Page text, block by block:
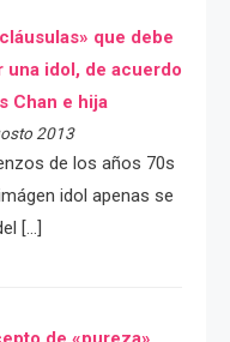
que debe
una idol, de acuerdo
Chan e hija
2013
de los años 70s
idol apenas se
[…]